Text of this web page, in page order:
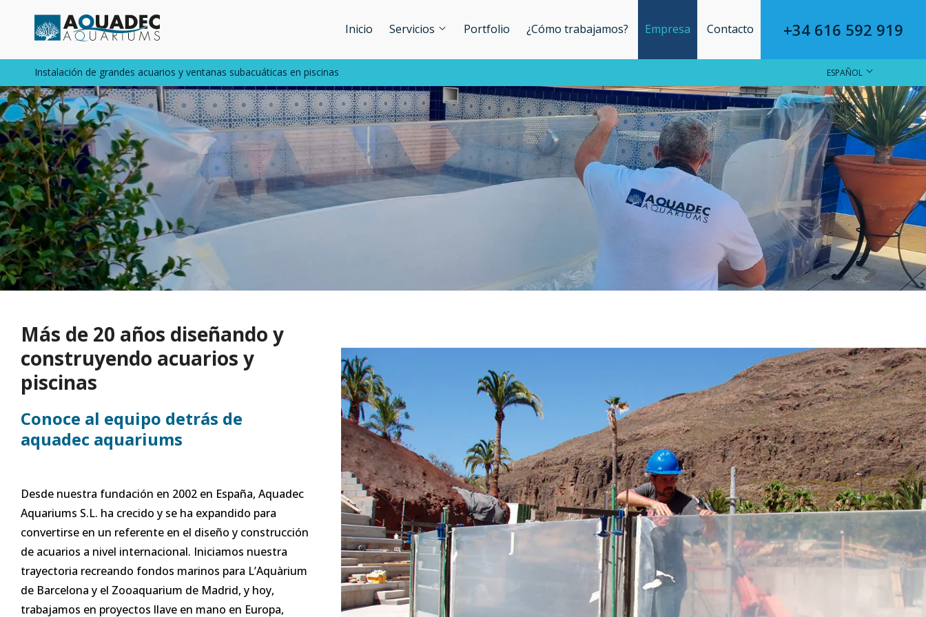
Inicio Servicios Portfolio ¿Cómo trabajamos? Empresa Contacto +34 616 592 919
Instalación de grandes acuarios y ventanas subacuáticas en piscinas ESPAÑOL
CAT
ESP
ENG
FRA
Más de 20 años diseñando y
construyendo acuarios y
piscinas
Conoce al equipo detrás de
aquadec aquariums
Desde nuestra fundación en 2002 en España, Aquadec
Aquariums S.L. ha crecido y se ha expandido para
convertirse en un referente en el diseño y construcción
de acuarios a nivel internacional. Iniciamos nuestra
trayectoria recreando fondos marinos para L’Aquàrium
de Barcelona y el Zooaquarium de Madrid, y hoy,
trabajamos en proyectos llave en mano en Europa,